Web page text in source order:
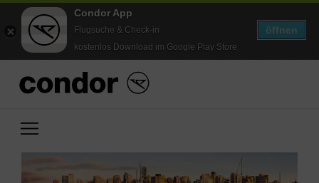
Condor App
Flugsuche & Check-in
kostenlos Download im Google Play Store
öffnen